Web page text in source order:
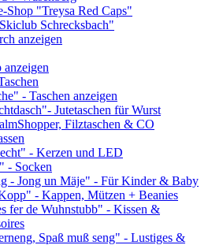
Shop "Treysa Red Caps"
Schrecksbach"
anzeigen
anzeigen
- Taschen anzeigen
Jutetaschen für Wurst
Filztaschen & CO
- Kerzen und LED
- Socken
- Jong un Mäje" - Für Kinder & Baby
- Kappen, Mützen + Beanies
fer de Wuhnstubb" - Kissen &
Spaß muß seng" - Lustiges &